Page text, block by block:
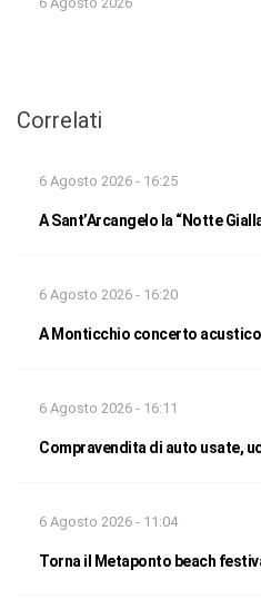
Correlati
6 Agosto 2026 - 16:25
A Sant’Arcangelo la “Notte
6 Agosto 2026 - 16:20
A Monticchio concerto
6 Agosto 2026 - 16:11
Compravendita di auto usate,
6 Agosto 2026 - 11:04
Torna il Metaponto beach